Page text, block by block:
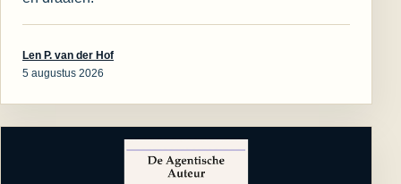
Len P. van der Hof
5 augustus 2026